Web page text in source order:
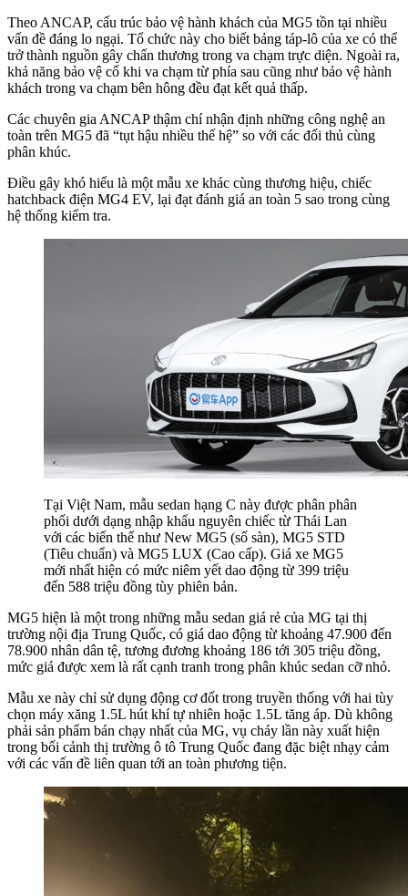
Theo ANCAP, cấu trúc bảo vệ hành khách của MG5 tồn tại nhiều
vấn đề đáng lo ngại. Tổ chức này cho biết bảng táp-lô của xe có thể
trở thành nguồn gây chấn thương trong va chạm trực diện. Ngoài ra,
khả năng bảo vệ cổ khi va chạm từ phía sau cũng như bảo vệ hành
khách trong va chạm bên hông đều đạt kết quả thấp.
Các chuyên gia ANCAP thậm chí nhận định những công nghệ an
toàn trên MG5 đã “tụt hậu nhiều thế hệ” so với các đối thủ cùng
phân khúc.
Điều gây khó hiểu là một mẫu xe khác cùng thương hiệu, chiếc
hatchback điện MG4 EV, lại đạt đánh giá an toàn 5 sao trong cùng
hệ thống kiểm tra.
Tại Việt Nam, mẫu sedan hạng C này được phân phân
phối dưới dạng nhập khẩu nguyên chiếc từ Thái Lan
với các biến thể như New MG5 (số sàn), MG5 STD
(Tiêu chuẩn) và MG5 LUX (Cao cấp). Giá xe MG5
mới nhất hiện có mức niêm yết dao động từ 399 triệu
đến 588 triệu đồng tùy phiên bản.
MG5 hiện là một trong những mẫu sedan giá rẻ của MG tại thị
trường nội địa Trung Quốc, có giá dao động từ khoảng 47.900 đến
78.900 nhân dân tệ, tương đương khoảng 186 tới 305 triệu đồng,
mức giá được xem là rất cạnh tranh trong phân khúc sedan cỡ nhỏ.
Mẫu xe này chỉ sử dụng động cơ đốt trong truyền thống với hai tùy
chọn máy xăng 1.5L hút khí tự nhiên hoặc 1.5L tăng áp. Dù không
phải sản phẩm bán chạy nhất của MG, vụ cháy lần này xuất hiện
trong bối cảnh thị trường ô tô Trung Quốc đang đặc biệt nhạy cảm
với các vấn đề liên quan tới an toàn phương tiện.